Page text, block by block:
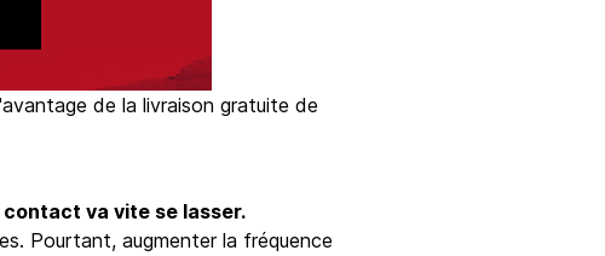
de la livraison gratuite de
contact va vite se lasser.
Pourtant, augmenter la fréquence